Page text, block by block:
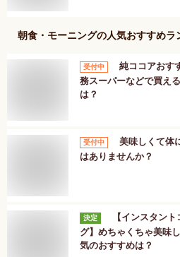
朝食・モーニングの人気おすすめラ
受付中
純ココアおす
務スーパーなどで買え
は？
受付中
美味しくて体
はありませんか？
決定
【インスタン
グ】めちゃくちゃ美味
気のおすすめは？